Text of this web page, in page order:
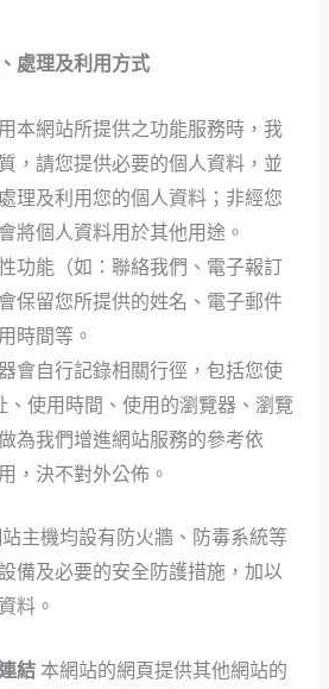
處理及利用方式
本網站所提供之功能服務時，我
，請您提供必要的個人資料，並
理及利用您的個人資料；非經您
將個人資料用於其他用途。
功能（如：聯絡我們、電子報訂
保留您所提供的姓名、電子郵件
時間等。
會自行記錄相關行徑，包括您使
、使用時間、使用的瀏覽器、瀏覽
為我們增進網站服務的參考依
，決不對外公佈。
主機均設有防火牆、防毒系統等
備及必要的安全防護措施，加以
料。
結本網站的網頁提供其他網站的